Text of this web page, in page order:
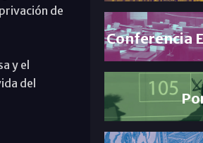
de
y el
del
Conferencia